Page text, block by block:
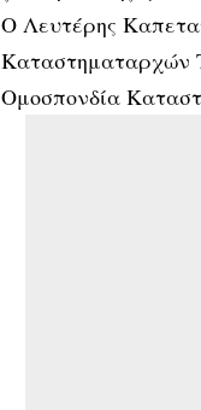
Ο Λευτέρης
Καταστηματαρχών
Ομοσπονδία